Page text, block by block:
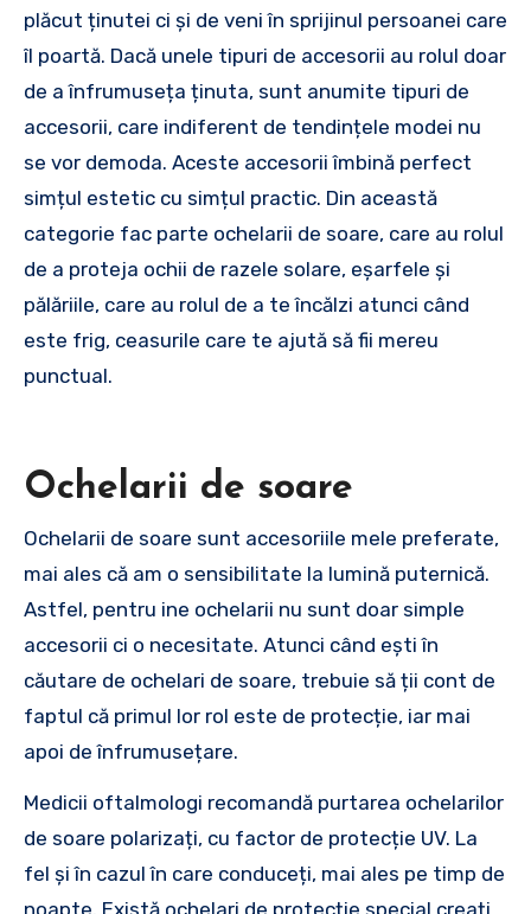
plăcut ținutei ci și de veni în sprijinul persoanei care
îl poartă. Dacă unele tipuri de accesorii au rolul doar
de a înfrumuseța ținuta, sunt anumite tipuri de
accesorii, care indiferent de tendințele modei nu
se vor demoda. Aceste accesorii îmbină perfect
simțul estetic cu simțul practic. Din această
categorie fac parte ochelarii de soare, care au rolul
de a proteja ochii de razele solare, eșarfele și
pălăriile, care au rolul de a te încălzi atunci când
este frig, ceasurile care te ajută să fii mereu
punctual.
Ochelarii de soare
Ochelarii de soare sunt accesoriile mele preferate,
mai ales că am o sensibilitate la lumină puternică.
Astfel, pentru ine ochelarii nu sunt doar simple
accesorii ci o necesitate. Atunci când ești în
căutare de ochelari de soare, trebuie să ții cont de
faptul că primul lor rol este de protecție, iar mai
apoi de înfrumusețare.
Medicii oftalmologi recomandă purtarea ochelarilor
de soare polarizați, cu factor de protecție UV. La
fel și în cazul în care conduceți, mai ales pe timp de
noapte. Există ochelari de protecție special creați